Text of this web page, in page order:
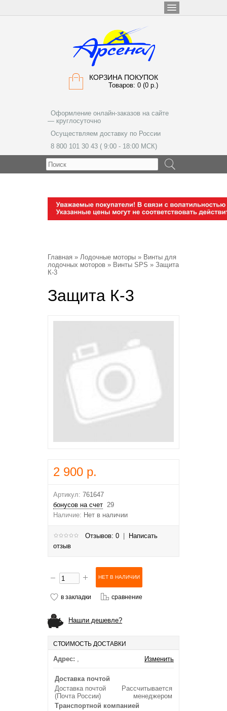
КОРЗИНА ПОКУПОК
Товаров: 0 (0 р.)
Оформление онлайн-заказов на сайте
— круглосуточно
Осуществляем доставку по России
8 800 101 30 43 ( 9:00 - 18:00 МСК)
Главная » Лодочные моторы » Винты для
лодочных моторов » Винты SPS » Защита
К-3
Защита К-3
2 900 р.
Артикул: 761647
бонусов на счет 29
Наличие: Нет в наличии
Отзывов: 0
Написать
отзыв
в закладки сравнение
Нашли дешевле?
СТОИМОСТЬ ДОСТАВКИ
Адрес: , Изменить
Доставка почтой
Доставка почтой
(Почта России)
Рассчитывается
менеджером
Транспортной компанией